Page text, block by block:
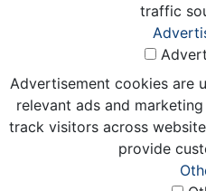
traffic
Advertisement cookies are
relevant ads and
track visitors across
provide